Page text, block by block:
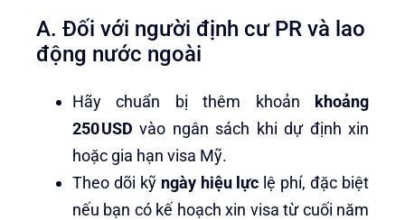
A. Đối với người định cư PR và lao
động nước ngoài
Hãy chuẩn bị thêm khoản khoảng
250 USD vào ngân sách khi dự định xin
hoặc gia hạn visa Mỹ.
Theo dõi kỹ ngày hiệu lực lệ phí, đặc biệt
nếu bạn có kế hoạch xin visa từ cuối năm